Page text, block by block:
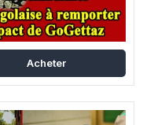
Acheter